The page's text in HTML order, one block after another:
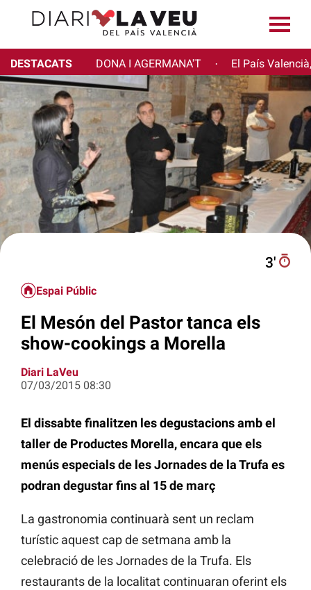
DESTACATS DONA I AGERMANA'T · El País
3′
Espai Públic
El Mesón del Pastor tanca els
show-cookings a Morella
Diari LaVeu
07/03/2015 08:30
El dissabte finalitzen les degustacions amb el
taller de Productes Morella, encara que els
menús especials de les Jornades de la Trufa es
podran degustar fins al 15 de març
La gastronomia continuarà sent un reclam
turístic aquest cap de setmana amb la
celebració de les Jornades de la Trufa. Els
restaurants de la localitat continuaran oferint els